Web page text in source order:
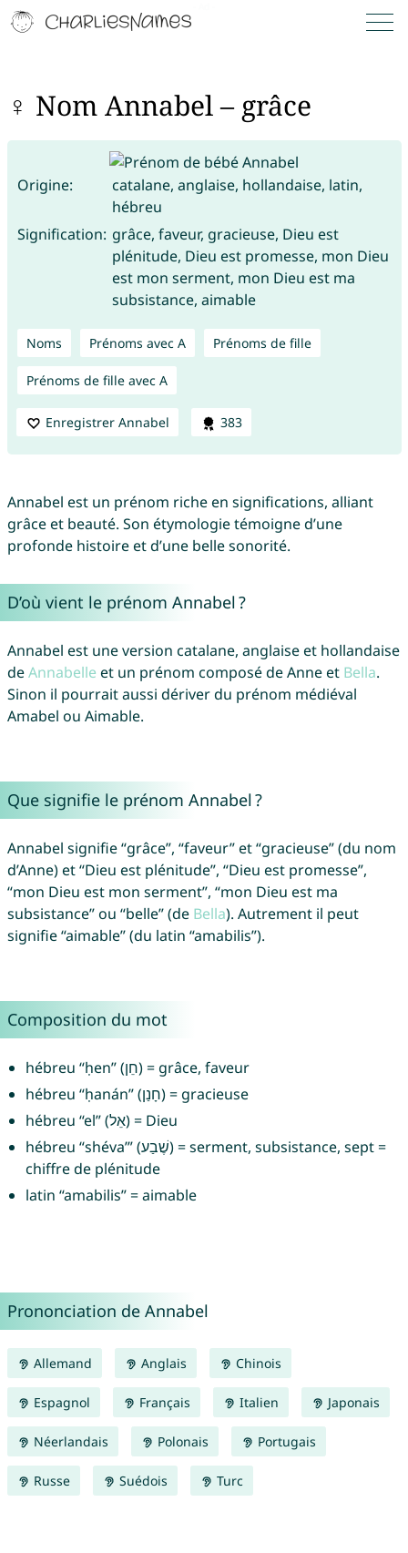
♀ Nom Annabel – grâce
Origine:
catalane, anglaise, hollandaise, latin,
hébreu
Signification: grâce, faveur, gracieuse, Dieu est
plénitude, Dieu est promesse, mon Dieu
est mon serment, mon Dieu est ma
subsistance, aimable
Noms Prénoms avec A Prénoms de fille
Prénoms de fille avec A
Enregistrer Annabel 383
Annabel est un prénom riche en significations, alliant
grâce et beauté. Son étymologie témoigne d’une
profonde histoire et d’une belle sonorité.
D’où vient le prénom Annabel ?
Annabel est une version catalane, anglaise et hollandaise
deAnnabelle et un prénom composé de Anne et Bella.
Sinon il pourrait aussi dériver du prénom médiéval
Amabel ou Aimable.
Que signifie le prénom Annabel ?
Annabel signifie “grâce”, “faveur” et “gracieuse” (du nom
d’Anne) et “Dieu est plénitude”, “Dieu est promesse”,
“mon Dieu est mon serment”, “mon Dieu est ma
subsistance” ou “belle” (de Bella). Autrement il peut
signifie “aimable” (du latin “amabilis”).
Composition du mot
hébreu “ḥen” (חֵן) = grâce, faveur
hébreu “ḥanán” (חָנַן) = gracieuse
hébreu “el” (אֵל) = Dieu
hébreu “shéva’” (שֶׁבַע) = serment, subsistance, sept =
chiffre de plénitude
latin “amabilis” = aimable
Prononciation de Annabel
Allemand Anglais Chinois
Espagnol Français Italien Japonais
Néerlandais Polonais Portugais
Russe Suédois Turc